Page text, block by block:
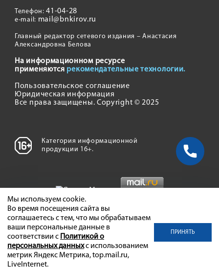
Телефон:41-04-28
e-mail: mail@bnkirov.ru
Главный редактор сетевого издания – Анастасия
Александровна Белова
На информационном ресурсе
применяются рекомендательные технологии.
Пользовательское соглашение
Юридическая информация
Все права защищены. Copyright © 2025
Категория информационной
продукции 16+.
Мы используем cookie.
Во время посещения сайта вы
соглашаетесь с тем, что мы обрабатываем
ваши персональные данные в
соответствии с Политикой о
персональных данныхс использованием
метрик Яндекс Метрика, top.mail.ru,
LiveInternet.
ПРИНЯТЬ